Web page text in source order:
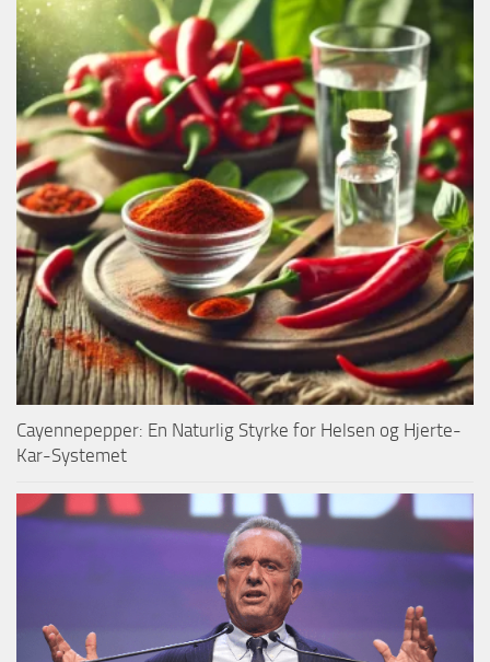
Cayennepepper: En Naturlig Styrke for Helsen og Hjerte-
Kar-Systemet